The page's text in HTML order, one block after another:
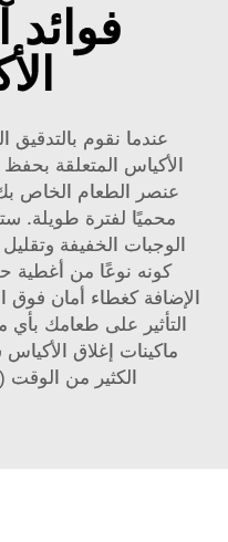
فوائد
عندما نقوم بالتدقيق
عنصر الطعام الخاص
محميًا لفترة طويلة.
الوجبات الخفيفة
كونه نوعًا من أغطية
الإضافة كغطاء أمان
التأثير على طعامك بأي
ماكينات إغلاق الأكياس
الكثير من